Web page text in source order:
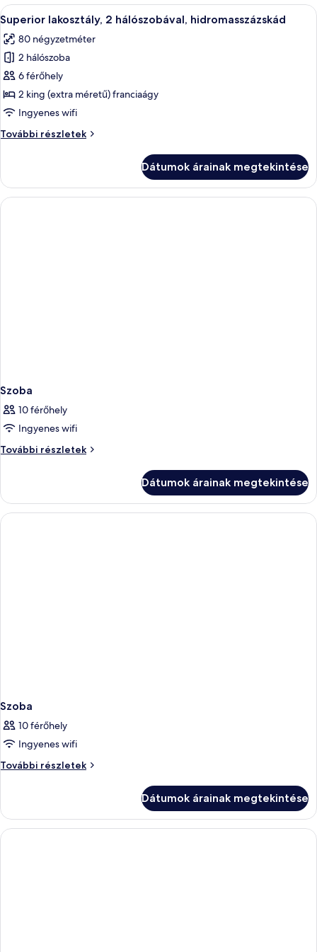
további
részletei
A
következő
szoba
összes
képének
megtekintése:
Superior
2
Egy tetőterasz, ahol pihenőágyak,
14
Superior lakosztály, 2 hálószobával, hidromasszázskád
80 négyzetméter
2 hálószoba
6 férőhely
2 king (extra méretű) franciaágy
Ingyenes wifi
További részletek
Superior
hidromasszázskád
további
részletei
Dátumok árainak megtekintése
Szoba
10 férőhely
Ingyenes wifi
További részletek
Szoba
Dátumok árainak megtekintése
Szoba
10 férőhely
Ingyenes wifi
További részletek
Szoba
Dátumok árainak megtekintése